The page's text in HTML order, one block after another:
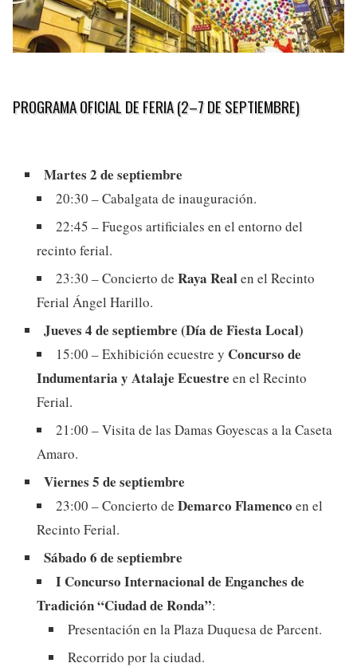
PROGRAMA OFICIAL DE FERIA (2–7 DE SEPTIEMBRE)
Martes 2 de septiembre
20:30 – Cabalgata de inauguración.
22:45 – Fuegos artificiales en el entorno del
recinto ferial.
23:30 – Concierto de Raya Realen el Recinto
Ferial Ángel Harillo.
Jueves 4 de septiembre (Día de Fiesta Local)
15:00 – Exhibición ecuestre y Concurso de
Indumentaria y Atalaje Ecuestre en el Recinto
Ferial.
21:00 – Visita de las Damas Goyescas a la Caseta
Amaro.
Viernes 5 de septiembre
23:00 – Concierto de Demarco Flamenco en el
Recinto Ferial.
Sábado 6 de septiembre
I Concurso Internacional de Enganches de
Tradición “Ciudad de Ronda”:
Presentación en la Plaza Duquesa de Parcent.
Recorrido por la ciudad.